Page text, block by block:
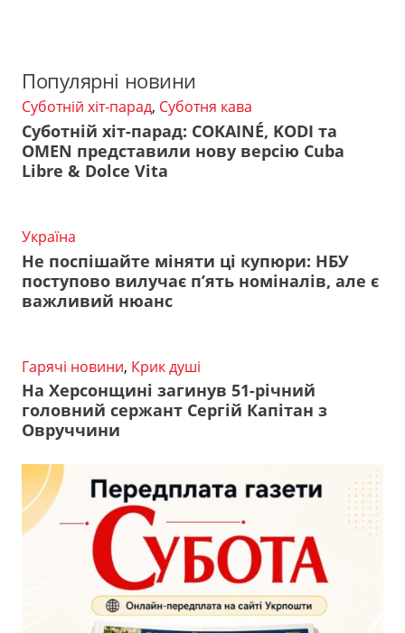
Популярні новини
Суботній хіт-парад, Суботня кава
Суботній хіт-парад: COKAINÉ, KODI та
OMEN представили нову версію Cuba
Libre & Dolce Vita
Україна
Не поспішайте міняти ці купюри: НБУ
поступово вилучає п’ять номіналів, але є
важливий нюанс
Гарячі новини, Крик душі
На Херсонщині загинув 51-річний
головний сержант Сергій Капітан з
Овруччини